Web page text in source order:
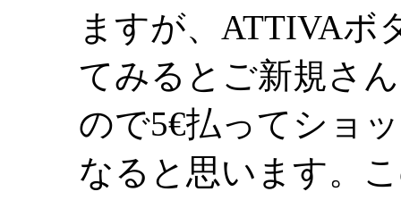
ますが、ATTIVAボ
てみるとご新規さ
ので5€払ってショ
なると思います。